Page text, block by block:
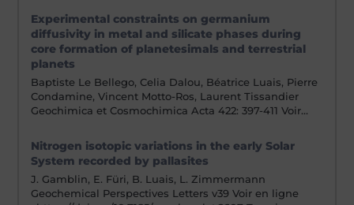
Experimental constraints on germanium
diffusivity in metal and silicate phases during
core formation of planetesimals and terrestrial
planets
Baptiste Le Bellego, Celia Dalou, Béatrice Luais, Pierre
Condamine, Vincent Motto-Ros, Laurent Tissandier
Geochimica et Cosmochimica Acta 422: 397-411 Voir…
Nitrogen isotopic variations in the early Solar
System recorded by pallasites
J. Gamblin, E. Füri, B. Luais, L. Zimmermann
Geochemical Perspectives Letters v39 Voir en ligne